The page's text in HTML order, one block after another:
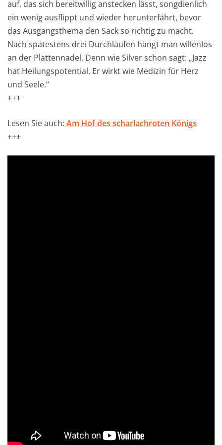
auf, das sich bereitwillig anstecken lässt, songdienlich
ein wenig ausflippt und wieder herunterfährt, bevor
das Ausgangsthema den Sack so richtig zu macht.
Nach spätestens drei Durchläufen hängt man willenlos
an der Plattennadel. Denn wie Silver schon sagt: „Jazz
hat Heilungspotential. Er wirkt wie Medizin für Herz
und Seele.“
+++
Lesen Sie auch: Am Hof des scharlachroten Königs
+++